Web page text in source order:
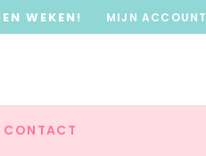
WEKEN! MIJN ACCOUNT
CONTACT